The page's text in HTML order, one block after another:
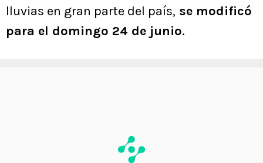
lluvias en gran parte del país, se modificó
para el domingo 24 de junio.